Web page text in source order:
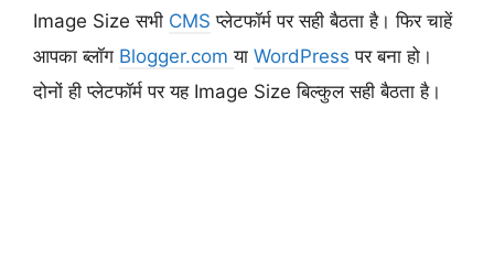
Image Size सभी CMS प्लेटफॉर्म पर सही बैठता है। फिर चाहें
आपका ब्लॉग Blogger.com या WordPress पर बना हो।
दोनों ही प्लेटफॉर्म पर यह Image Size बिल्कुल सही बैठता है।